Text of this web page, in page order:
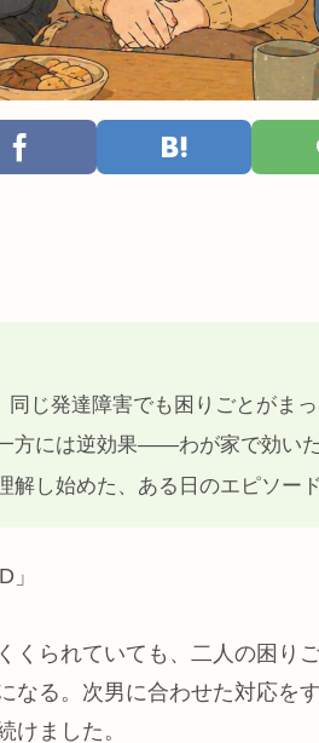
同じ発達障害でも困りごとがま
方には逆効果——わが家で効い
解し始めた、ある日のエピソード
くられていても、二人の困り
なる。次男に合わせた対応を
けました。